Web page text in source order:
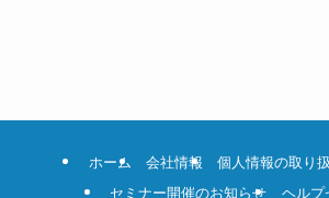
ホーム 会社情報
個人情報の取り
セミナー開催のお知らせ
ヘルプ